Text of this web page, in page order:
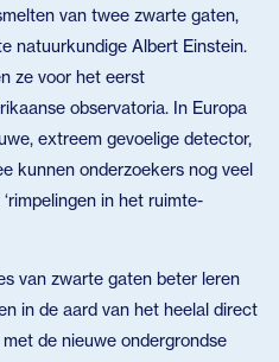
van twee zwarte gaten,
natuurkundige Albert Einstein.
ze voor het eerst
observatoria. In Europa
extreem gevoelige detector,
kunnen onderzoekers nog veel
in het ruimte-
van zwarte gaten beter leren
in de aard van het heelal direct
de nieuwe ondergrondse